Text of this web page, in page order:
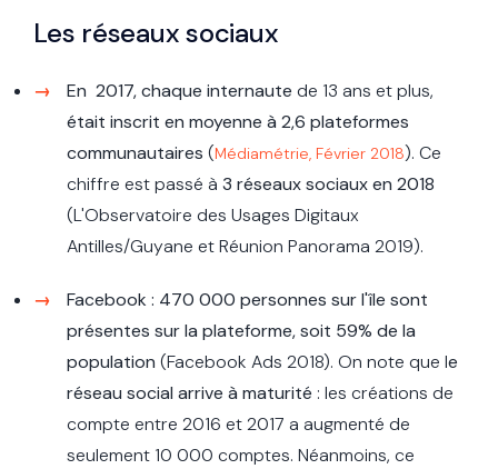
Les réseaux sociaux
En 2017, chaque internaute de 13 ans et plus,
était inscrit en moyenne à 2,6 plateformes
communautaires (Médiamétrie, Février 2018). Ce
chiffre est passé à 3 réseaux sociaux en 2018
(L'Observatoire des Usages Digitaux
Antilles/Guyane et Réunion Panorama 2019).
Facebook : 470 000 personnes sur l'île sont
présentes sur la plateforme, soit 59% de la
population (Facebook Ads 2018). On note que le
réseau social arrive à maturité : les créations de
compte entre 2016 et 2017 a augmenté de
seulement 10 000 comptes. Néanmoins, ce